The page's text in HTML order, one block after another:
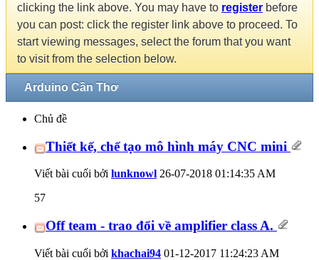
clicking the link above. You may have to register before
you can post: click the register link above to proceed. To
start viewing messages, select the forum that you want
to visit from the selection below.
Arduino Cần Thơ
Chủ đề
Thiết kế, chế tạo mô hình máy CNC mini
Viết bài cuối bởi lunknowl 26-07-2018 01:14:35 AM
57
Off team - trao đổi về amplifier class A.
Viết bài cuối bởi khachai94 01-12-2017 11:24:23 AM